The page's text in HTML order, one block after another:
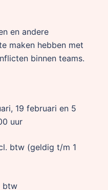
en andere
maken hebben met
binnen teams.
19 februari en 5
uur
btw (geldig t/m 1
btw